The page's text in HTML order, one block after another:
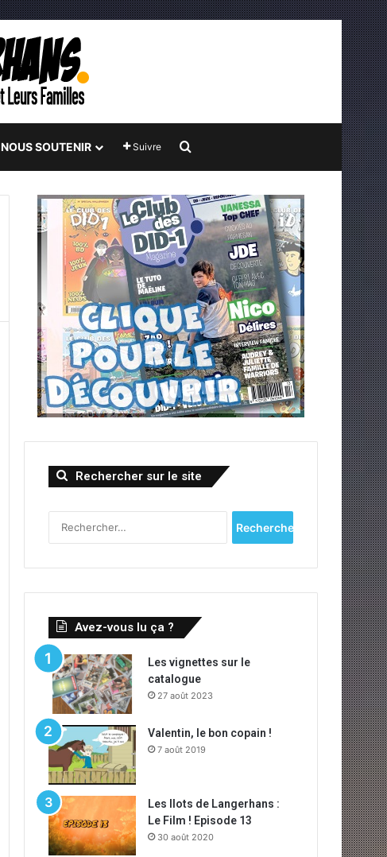
NOUS SOUTENIR Suivre Rechercher
Rechercher sur le site
Avez-vous lu ça ?
Les vignettes sur le
catalogue
27 août 2023
Valentin, le bon copain !
7 août 2019
Les Ilots de Langerhans :
Le Film ! Episode 13
30 août 2020